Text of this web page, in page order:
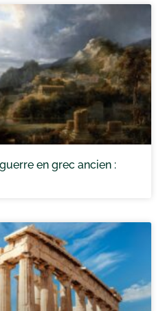
en grec ancien :